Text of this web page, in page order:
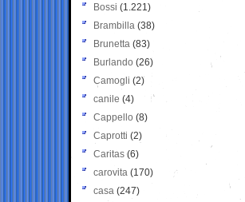
Bossi (1.221)
Brambilla (38)
Brunetta (83)
Burlando (26)
Camogli (2)
canile (4)
Cappello (8)
Caprotti (2)
Caritas (6)
carovita (170)
casa (247)